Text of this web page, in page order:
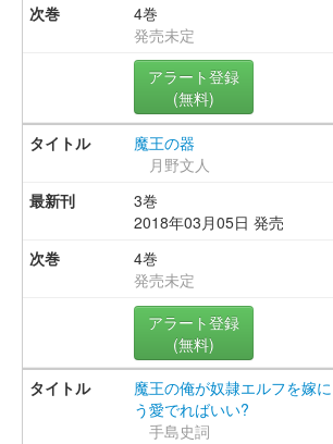
4巻
発売未定
アラート登録
(無料)
魔王の器
月野文人
3巻
2018年03月05日 発売
4巻
発売未定
アラート登録
(無料)
魔王の俺が奴隷エルフを嫁
う愛でればいい?
手島史詞